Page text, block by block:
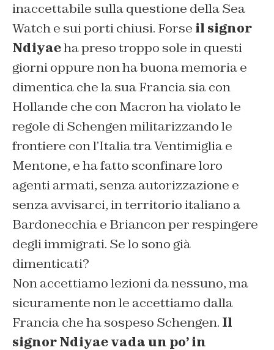
inaccettabile sulla questione della Sea
Watch e sui porti chiusi. Forse il signor
Ndiyaeha preso troppo sole in questi
giorni oppure non ha buona memoria e
dimentica che la sua Francia sia con
Hollande che con Macron ha violato le
regole di Schengen militarizzando le
frontiere con l’Italia tra Ventimiglia e
Mentone, e ha fatto sconfinare loro
agenti armati, senza autorizzazione e
senza avvisarci, in territorio italiano a
Bardonecchia e Briancon per respingere
degli immigrati. Se lo sono già
dimenticati?
Non accettiamo lezioni da nessuno, ma
sicuramente non le accettiamo dalla
Francia che ha sospeso Schengen. Il
signor Ndiyae vada un po’ in